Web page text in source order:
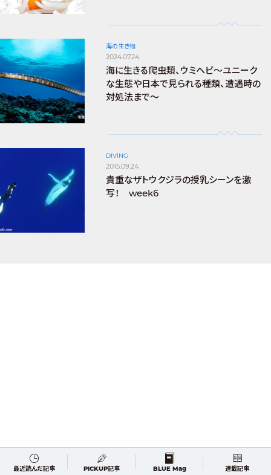
海の生き物
2024.07.24
海に生きる爬虫類、ウミヘビ～ユニーク
な生態や日本で見られる種類、遭遇時の
対処法まで～
DIVING
2015.09.24
貴重なザトウクジラの授乳シーンを激
写！ week6
最近読んだ記事 PICKUP記事 BLUE Mag 連載記事